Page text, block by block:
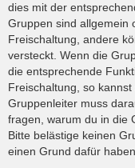
dies mit der
Gruppen sind allgemein
Freischaltung, andere
versteckt. Wenn die
die entsprechende
Freischaltung, so
Gruppenleiter muss
fragen, warum du in die
Bitte belästige keinen
einen Grund dafür